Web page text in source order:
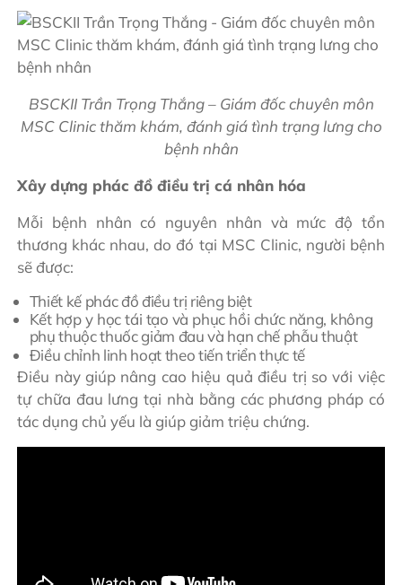
BSCKII Trần Trọng Thắng – Giám đốc chuyên môn
MSC Clinic thăm khám, đánh giá tình trạng lưng cho
bệnh nhân
Xây dựng phác đồ điều trị cá nhân hóa
Mỗi bệnh nhân có nguyên nhân và mức độ tổn
thương khác nhau, do đó tại MSC Clinic, người bệnh
sẽ được:
Thiết kế phác đồ điều trị riêng biệt
Kết hợp y học tái tạo và phục hồi chức năng, không
phụ thuộc thuốc giảm đau và hạn chế phẫu thuật
Điều chỉnh linh hoạt theo tiến triển thực tế
Điều này giúp nâng cao hiệu quả điều trị so với việc
tự chữa đau lưng tại nhà bằng các phương pháp có
tác dụng chủ yếu là giúp giảm triệu chứng.